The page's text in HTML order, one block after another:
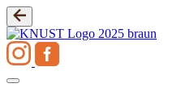
Zum
Inhalt
springen